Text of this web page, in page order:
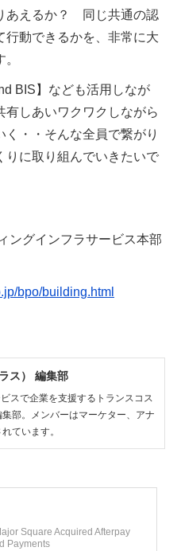
あえるか？ 同じ共通の認
行動できるかを、非常に大
BIS】なども活用しなが
有しあいワクワクしながら
・・そんな全員で繋がり
りに取り組んでいきたいで
ングインフラサービス本部
bpo/building.html
ス） 編集部
スで企業を支援するトランスコス
部。メンバーはマーケター、アナ
ています。
Square Acquired Afterpay
Payments